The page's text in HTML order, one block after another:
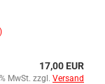
17,00 EUR
MwSt. zzgl. Versand